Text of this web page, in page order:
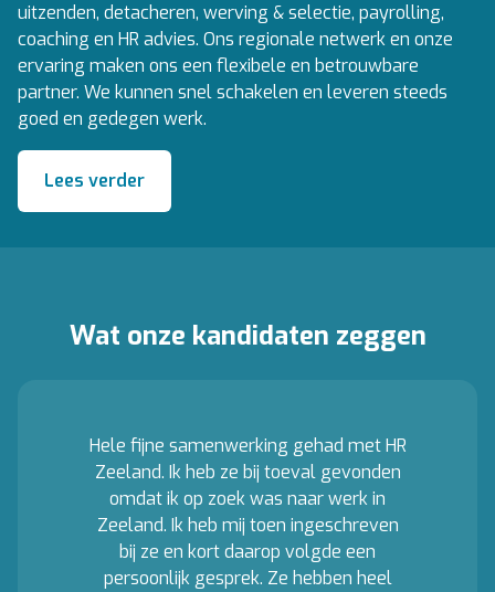
uitzenden, detacheren, werving & selectie, payrolling,
coaching en HR advies. Ons regionale netwerk en onze
ervaring maken ons een flexibele en betrouwbare
partner. We kunnen snel schakelen en leveren steeds
goed en gedegen werk.
Lees verder
Wat onze kandidaten zeggen
Hele fijne samenwerking gehad met HR
Zeeland. Ik heb ze bij toeval gevonden
omdat ik op zoek was naar werk in
Zeeland. Ik heb mij toen ingeschreven
bij ze en kort daarop volgde een
persoonlijk gesprek. Ze hebben heel